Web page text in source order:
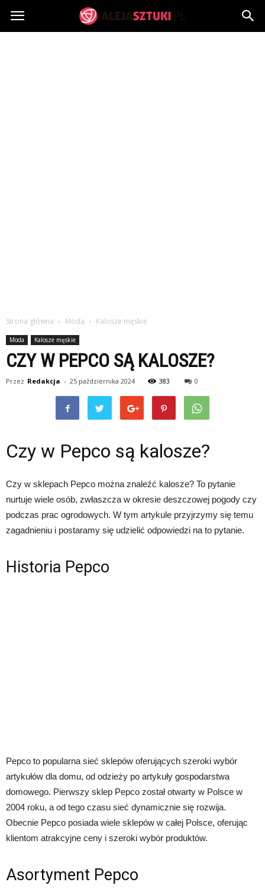
AlejaSztuki.pl
Strona główna Moda Kalosze męskie
Moda Kalosze męskie
CZY W PEPCO SĄ KALOSZE?
Przez Redakcja - 25 października 2024 383 0
Czy w Pepco są kalosze?
Czy w sklepach Pepco można znaleźć kalosze? To pytanie
nurtuje wiele osób, zwłaszcza w okresie deszczowej pogody czy
podczas prac ogrodowych. W tym artykule przyjrzymy się temu
zagadnieniu i postaramy się udzielić odpowiedzi na to pytanie.
Historia Pepco
Pepco to popularna sieć sklepów oferujących szeroki wybór
artykułów dla domu, od odzieży po artykuły gospodarstwa
domowego. Pierwszy sklep Pepco został otwarty w Polsce w
2004 roku, a od tego czasu sieć dynamicznie się rozwija.
Obecnie Pepco posiada wiele sklepów w całej Polsce, oferując
klientom atrakcyjne ceny i szeroki wybór produktów.
Asortyment Pepco